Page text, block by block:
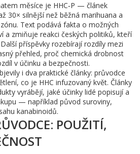
měsíce je HHC‑P — článek
30× silnější než běžná marihuana a
Text podává fakta o možných
a zmiňuje reakci českých politiků, kteří
příspěvky rozebírají rozdíly mezi
přehled, proč chemická drobnost
v účinku a bezpečnosti.
i dva praktické články: průvodce
co je HHC infuzovaný květ. Články
vyrábějí, jaké účinky lidé popisují a
— například původ suroviny,
kanabinoidů.
POUŽITÍ,